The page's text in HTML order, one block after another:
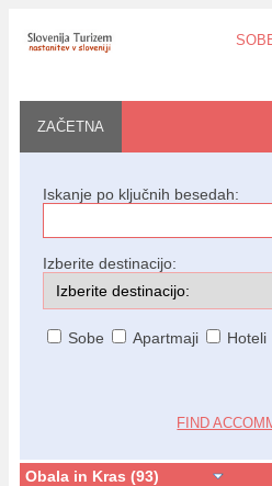
ZAČETNA
Iskanje po ključnih besedah:
Izberite destinacijo:
Sobe Apartmaji Hoteli
FIND
Obala in Kras (93)